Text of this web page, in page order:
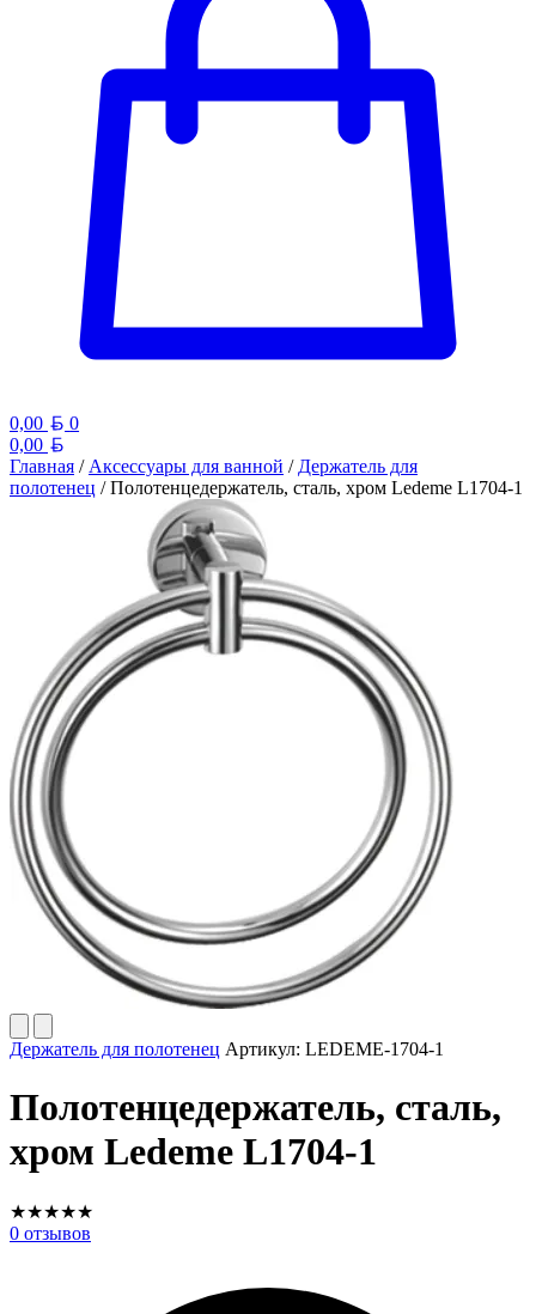
0,00 Белорусский рубль
0
0,00
Главная / Аксессуары для ванной / Держатель для
полотенец / Полотенцедержатель, сталь, хром Ledeme L1704-1
Держатель для полотенец Артикул: LEDEME-1704-1
Полотенцедержатель, сталь,
хром Ledeme L1704-1
★★★★★
0 отзывов